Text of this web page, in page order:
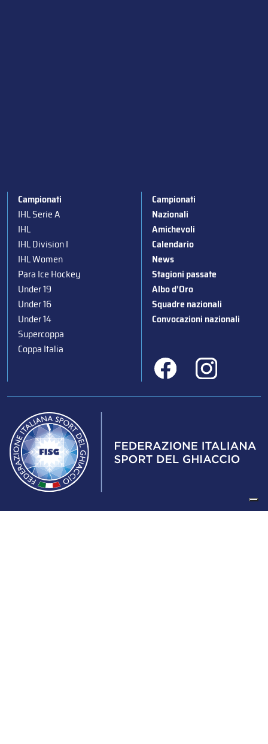
Campionati
IHL Serie A
IHL
IHL Division I
IHL Women
Para Ice Hockey
Under 19
Under 16
Under 14
Supercoppa
Coppa Italia
Campionati
Nazionali
Amichevoli
Calendario
News
Stagioni passate
Albo d’Oro
Squadre nazionali
Convocazioni nazionali